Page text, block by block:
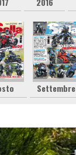
Settembre